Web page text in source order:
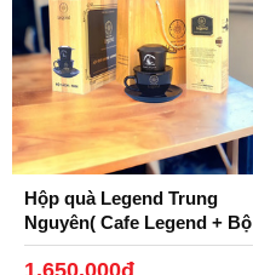
Hộp quà Legend Trung
Nguyên( Cafe Legend + Bộ
Tách Gốm, Phin Nhôm
Đen)
1.650.000đ